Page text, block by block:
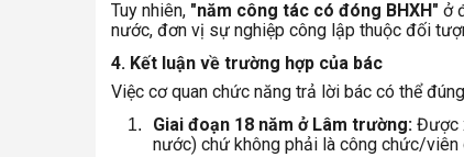
Tuy nhiên, "năm công tác có đóng BHXH" ở
nước, đơn vị sự nghiệp công lập thuộc đối
4. Kết luận về trường hợp của bác
Việc cơ quan chức năng trả lời bác có thể
Giai đoạn 18 năm ở Lâm trường: Được
nước) chứ không phải là công chức/